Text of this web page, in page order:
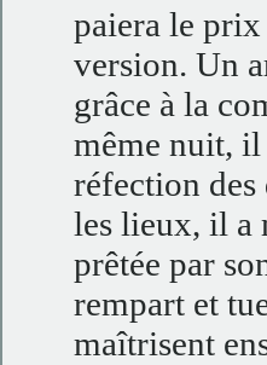
paiera le prix
version. Un
grâce à la
même nuit, il
réfection
les lieux, il a
prêtée par
rempart et
maîtrisent